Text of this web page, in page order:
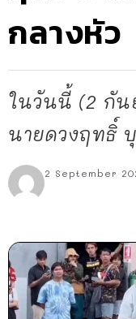
กลางหัว
ในวันนี้ (2 กัน
นายดวงฤทธิ์
2 September